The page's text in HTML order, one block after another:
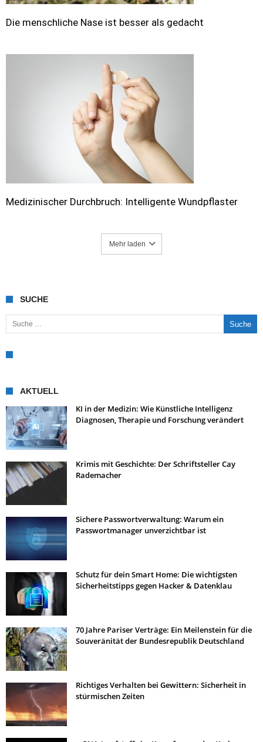
Die menschliche Nase ist besser als gedacht
Medizinischer Durchbruch: Intelligente Wundpflaster
Mehr laden
SUCHE
Suche nach:
AKTUELL
KI in der Medizin: Wie Künstliche Intelligenz
Diagnosen, Therapie und Forschung verändert
Krimis mit Geschichte: Der Schriftsteller Cay
Rademacher
Sichere Passwortverwaltung: Warum ein
Passwortmanager unverzichtbar ist
Schutz für dein Smart Home: Die wichtigsten
Sicherheitstipps gegen Hacker & Datenklau
70 Jahre Pariser Verträge: Ein Meilenstein für die
Souveränität der Bundesrepublik Deutschland
Richtiges Verhalten bei Gewittern: Sicherheit in
stürmischen Zeiten